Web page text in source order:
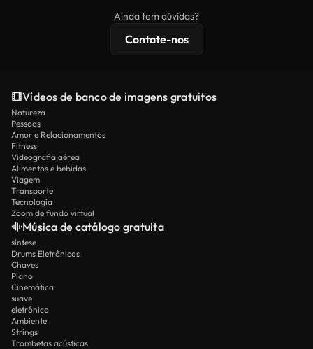
licenciamento estendidas.
Ainda tem dúvidas?
Contate-nos
Vídeos de banco de imagens gratuitos
Natureza
Pessoas
Amor e Relacionamentos
Fitness
Videografia aérea
Alimentos e bebidas
Viagem
Transporte
Tecnologia
Zoom de fundo virtual
Música de catálogo gratuita
síntese
Drums Eletrônicos
Chaves
Piano
Cinemática
suave
eletrônico
Ambiente
Strings
Trombetas acústicas